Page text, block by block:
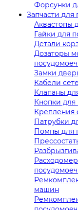
Форсунки
Запчасти
Аквастопы
Гайки для
Детали
Дозаторы
Замки
Кабели
Клапаны
Кнопки
Крепления
Патрубки
Помпы для
машин